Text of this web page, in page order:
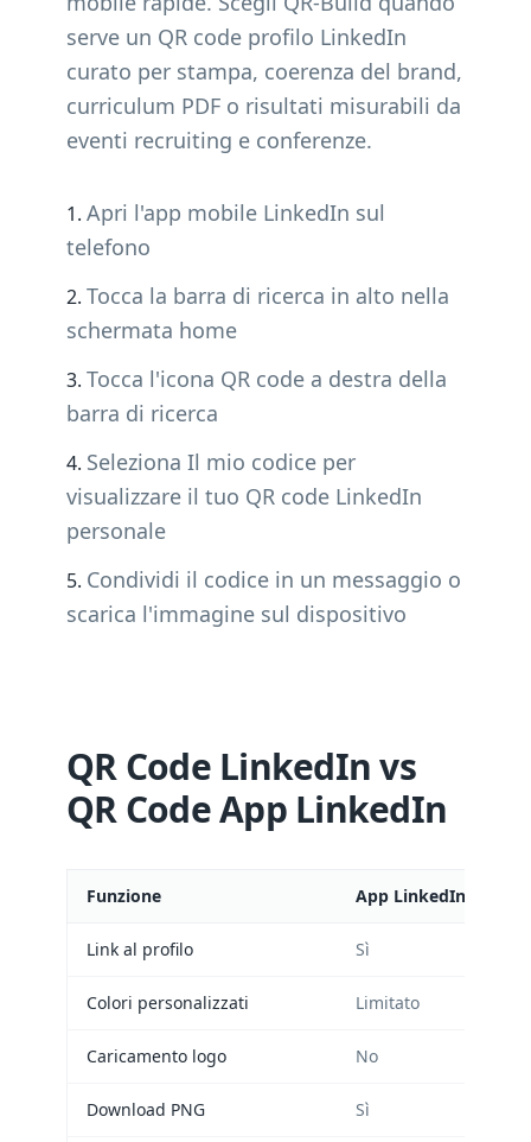
serve un QR code profilo LinkedIn
curato per stampa, coerenza del brand,
curriculum PDF o risultati misurabili da
eventi recruiting e conferenze.
Apri l'app mobile LinkedIn sul
telefono
Tocca la barra di ricerca in alto nella
schermata home
Tocca l'icona QR code a destra della
barra di ricerca
Seleziona Il mio codice per
visualizzare il tuo QR code LinkedIn
personale
Condividi il codice in un messaggio o
scarica l'immagine sul dispositivo
QR Code LinkedIn vs
QR Code App LinkedIn
Funzione App LinkedIn
Link al profilo Sì
Colori personalizzati Limitato
Caricamento logo No
Download PNG Sì